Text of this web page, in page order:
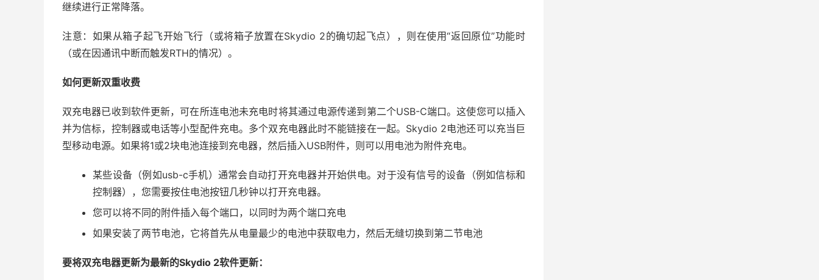
继续进行正常降落。
注意：如果从箱子起飞开始飞行（或将箱子放置在Skydio 2的确切起飞点），则在使用“返回原位”功能时
（或在因通讯中断而触发RTH的情况）。
如何更新双重收费
双充电器已收到软件更新，可在所连电池未充电时将其通过电源传递到第二个USB-C端口。这使您可以插入
并为信标，控制器或电话等小型配件充电。多个双充电器此时不能链接在一起。Skydio 2电池还可以充当巨
型移动电源。如果将1或2块电池连接到充电器，然后插入USB附件，则可以用电池为附件充电。
某些设备（例如usb-c手机）通常会自动打开充电器并开始供电。对于没有信号的设备（例如信标和
控制器），您需要按住电池按钮几秒钟以打开充电器。
您可以将不同的附件插入每个端口，以同时为两个端口充电
如果安装了两节电池，它将首先从电量最少的电池中获取电力，然后无缝切换到第二节电池
要将双充电器更新为最新的Skydio 2软件更新：